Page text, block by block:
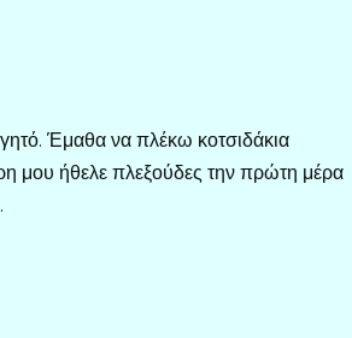
Έμαθα να πλέκω κοτσιδάκια
μου ήθελε πλεξούδες την πρώτη μέρα